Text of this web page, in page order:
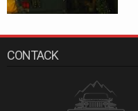
CONTACK